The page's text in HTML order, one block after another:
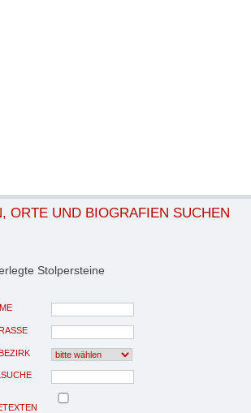
ORTE UND BIOGRAFIEN SUCHEN
Stolpersteine